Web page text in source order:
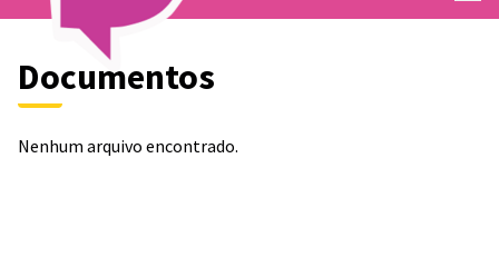
Documentos
Nenhum arquivo encontrado.